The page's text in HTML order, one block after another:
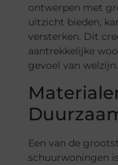
ontwerpen met
uitzicht bieden,
versterken. Dit
aantrekkelijke
gevoel van welzijn.
Een van de
schuurwoningen